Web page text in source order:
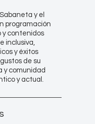
y el
programación
contenidos
inclusiva,
y éxitos
de su
y comunidad
y actual.